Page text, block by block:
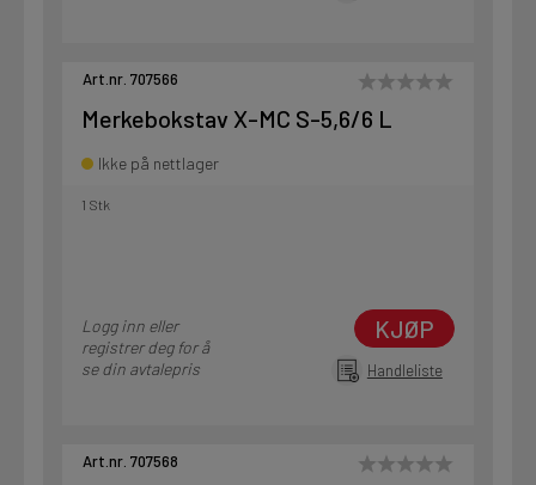
Art.nr. 707566
Merkebokstav X-MC S-5,6/6 L
Ikke på nettlager
1 Stk
Logg inn eller
registrer deg for å
se din avtalepris
KJØP
Handleliste
Art.nr. 707568